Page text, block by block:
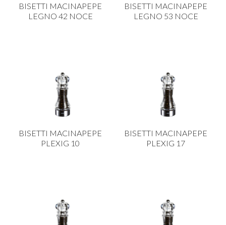
BISETTI MACINAPEPE
LEGNO 42 NOCE
BISETTI MACINAPEPE
LEGNO 53 NOCE
BISETTI MACINAPEPE
PLEXIG 10
BISETTI MACINAPEPE
PLEXIG 17